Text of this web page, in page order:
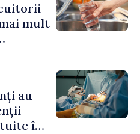
mult
au
în